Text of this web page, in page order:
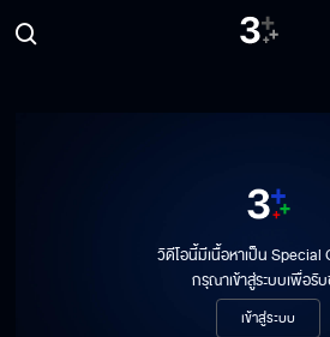
วิดีโอนี้มีเนื้อหาเป็น Special
กรุณาเข้าสู่ระบบเพื่อรั
เข้าสู่ระบบ